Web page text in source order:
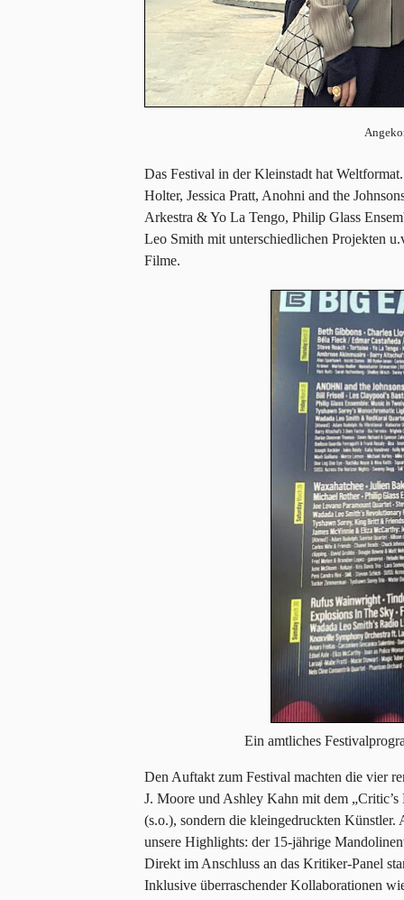
Das Festival in der Kleinstadt hat
Holter, Jessica Pratt, Anohni and the
Arkestra & Yo La Tengo, Philip Glass
Leo Smith mit unterschiedlichen Projekten
Filme.
Ein amtliches
Den Auftakt zum Festival machten die vier
J. Moore und Ashley Kahn mit dem
(s.o.), sondern die kleingedruckten
unsere Highlights: der 15-jährige
Direkt im Anschluss an das Kritiker-Panel
Inklusive überraschender Kollaborationen